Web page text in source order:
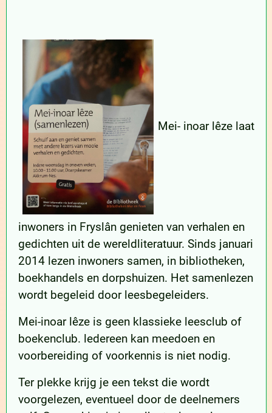
Mei- inoar lêze laat
inwoners in Fryslân genieten van verhalen en
gedichten uit de wereldliteratuur. Sinds januari
2014 lezen inwoners samen, in bibliotheken,
boekhandels en dorpshuizen. Het samenlezen
wordt begeleid door leesbegeleiders.
Mei-inoar lêze is geen klassieke leesclub of
boekenclub. ledereen kan meedoen en
voorbereiding of voorkennis is niet nodig.
Ter plekke krijg je een tekst die wordt
voorgelezen, eventueel door de deelnemers